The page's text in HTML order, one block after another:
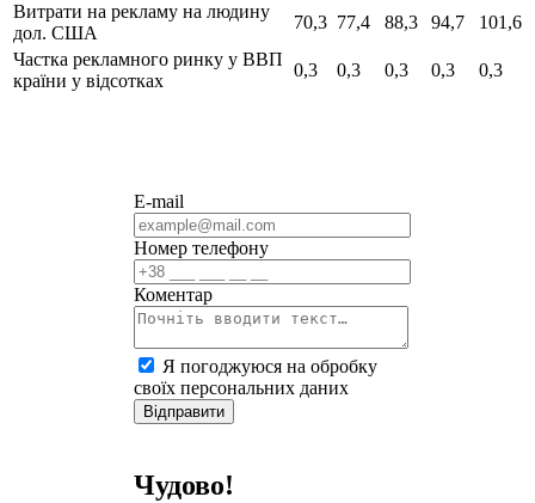
Витрати на рекламу на людину
дол. США
70,3 77,4 88,3 94,7
101,6
Частка рекламного ринку у ВВП
країни у відсотках
0,3 0,3 0,3 0,3 0,3
E-mail
Номер телефону
Коментар
Я погоджуюся на обробку
своїх персональних даних
Відправити
Чудово!